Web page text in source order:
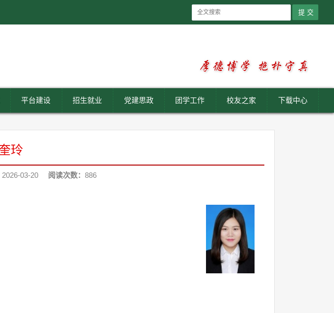
平台建设 招生就业 党建思政 团学工作 校友之家 下载中心
玲
2026-03-20 阅读次数： 886